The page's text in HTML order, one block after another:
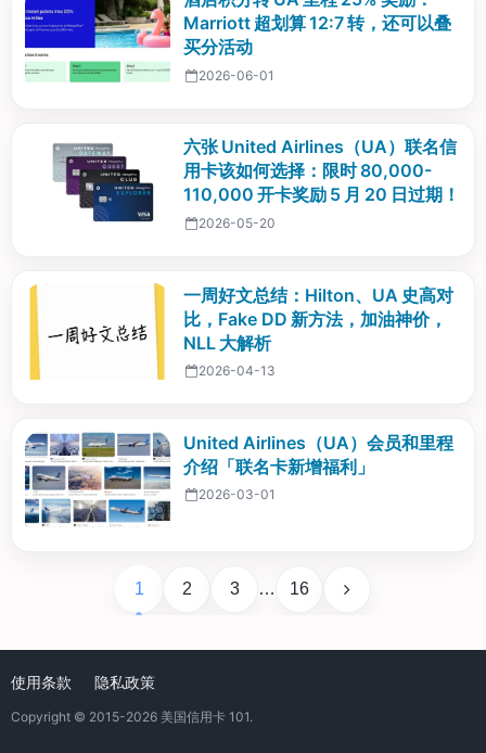
Marriott 超划算 12:7 转，还可以叠
买分活动
2026-06-01
六张 United Airlines（UA）联名信
用卡该如何选择：限时 80,000-
110,000 开卡奖励 5 月 20 日过期！
2026-05-20
一周好文总结：Hilton、UA 史高对
比，Fake DD 新方法，加油神价，
NLL 大解析
2026-04-13
United Airlines（UA）会员和里程
介绍「联名卡新增福利」
2026-03-01
1 2 3 … 16
使用条款 隐私政策
Copyright © 2015-2026 美国信用卡 101.